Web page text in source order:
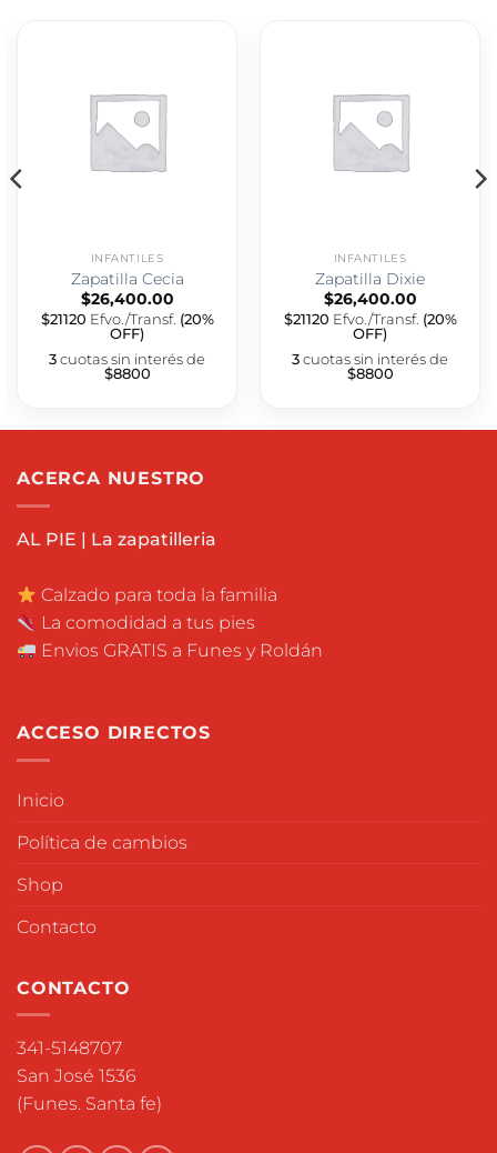
INFANTILES
Zapatilla Cecia
$26,400.00
$21120 Efvo./Transf. (20%
OFF)
3cuotas sin interés de
$8800
INFANTILES
Zapatilla Dixie
$26,400.00
$21120 Efvo./Transf. (20%
OFF)
3cuotas sin interés de
$8800
ACERCA NUESTRO
AL PIE | La zapatilleria
Calzado para toda la familia
La comodidad a tus pies
Envios GRATIS a Funes y Roldán
ACCESO DIRECTOS
Inicio
Política de cambios
Shop
Contacto
CONTACTO
341-5148707
San José 1536
(Funes. Santa fe)